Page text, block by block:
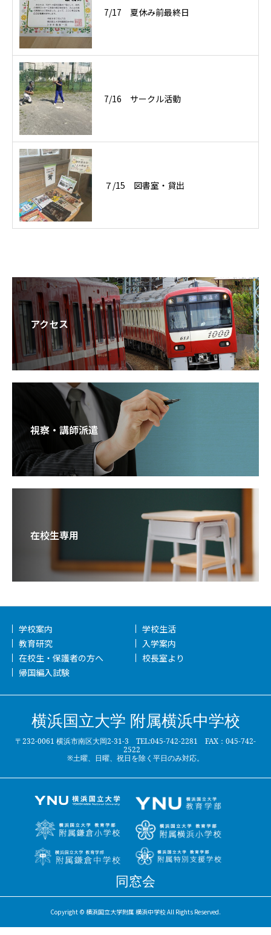
7/17 夏休み前最終日
7/16 サークル活動
７/15 図書室・貸出
アクセス
視察・講師派遣
在校生専用
学校案内
学校生活
教育研究
入学案内
在校生・保護者の方へ
校長室より
帰国編入試験
横浜国立大学 附属横浜中学校
〒232-0061 横浜市南区大岡2-31-3 TEL:045-742-2281 FAX：045-742-
2522
※土曜、日曜、祝日を除く平日のみ対応。
同窓会
Copyright © 横浜国立大学附属 横浜中学校 All Rights Reserved.